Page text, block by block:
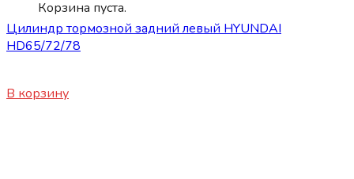
Корзина пуста.
Цилиндр тормозной задний левый HYUNDAI
HD65/72/78
В корзину